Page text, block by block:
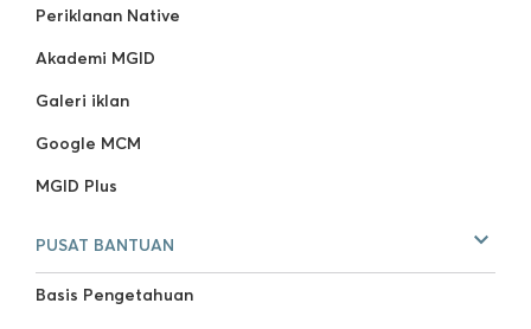
Periklanan Native
Akademi MGID
Galeri iklan
Google MCM
MGID Plus
PUSAT BANTUAN
Basis Pengetahuan